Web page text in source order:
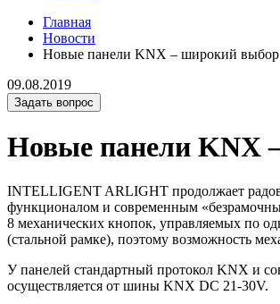
Главная
Новости
Новые панели KNX – широкий выбор
09.08.2019
Задать вопрос
Новые панели KNX
INTELLIGENT ARLIGHT продолжает
функционалом и современным
8 механических кнопок, управляемых по
(стальной рамке), поэтому возможность
У панелей стандартный протокол KNX и
осуществляется от шины KNX DC 21-30V.